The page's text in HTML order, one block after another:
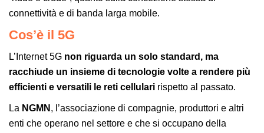
connettività e di banda larga mobile.
Cos’è il 5G
L’Internet 5G non riguarda un solo standard, ma
racchiude un insieme di tecnologie volte a rendere più
efficienti e versatili le reti cellulari rispetto al passato.
La NGMN , l’associazione di compagnie, produttori e altri
enti che operano nel settore e che si occupano della